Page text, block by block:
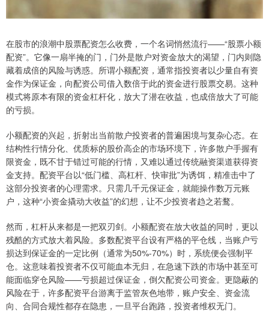
在股市的浪潮中股票配资怎么收费，一个名词悄然流行——“股票小额
配资”。它像一扇半掩的门，门外是散户对资金放大的渴望，门内则隐
藏着成倍的风险与诱惑。所谓小额配资，通常指投资者以少量自有资
金作为保证金，向配资公司借入数倍于此的资金进行股票交易。这种
模式将原本有限的资金杠杆化，放大了潜在收益，也成倍放大了可能
的亏损。
小额配资的兴起，折射出当前散户投资者的普遍困境与复杂心态。在
结构性行情分化、优质标的股价高企的市场环境下，许多散户手握有
限资金，既不甘于错过可能的行情，又难以通过传统融资渠道获得资
金支持。配资平台以“低门槛、高杠杆、快审批”为诱饵，精准击中了
这部分投资者的心理需求。只需几千元保证金，就能操作数万元账
户，这种“小资金撬动大收益”的幻想，让不少投资者趋之若鹜。
然而，杠杆从来都是一把双刃剑。小额配资在放大收益的同时，更以
残酷的方式放大着风险。多数配资平台设有严格的平仓线，当账户亏
损达到保证金的一定比例（通常为50%-70%）时，系统便会强制平
仓。这意味着投资者不仅可能血本无归，在急速下跌的市场中甚至可
能面临穿仓风险——亏损超过保证金，倒欠配资公司资金。更隐蔽的
风险在于，许多配资平台游离于监管灰色地带，账户安全、资金流
向、合同合规性都存在隐患，一旦平台跑路，投资者维权无门。